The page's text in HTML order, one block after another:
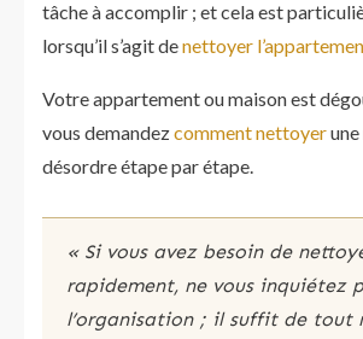
tâche à accomplir ; et cela est
lorsqu’il s’agit denettoyer
Votre appartement ou maison est
vous demandezcomment nettoyer
désordre étape par étape.
« Si vous avez besoin de
rapidement, ne vous inquiétez
l’organisation ; il suffit de tout